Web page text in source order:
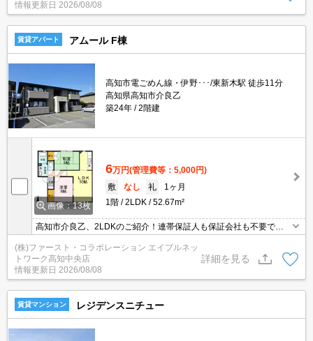
情報更新日 2026/08/08
賃貸アパート アムール F棟
高知市電ごめん線・伊野･･･/東新木駅 徒歩11分
高知県高知市介良乙
築24年
2階建
画像：13枚
6万円(管理費等：5,000円)
敷
なし 礼
1ヶ月
1階
2LDK 52.67m²
高知市介良乙、2LDKのご紹介！連帯保証人も保証会社も不要で
ど！
(株)ファースト・コラボレーション エイブルネッ
トワーク高知中央店
情報更新日 2026/08/08
詳細を見る
賃貸マンション レジデンスニチュー